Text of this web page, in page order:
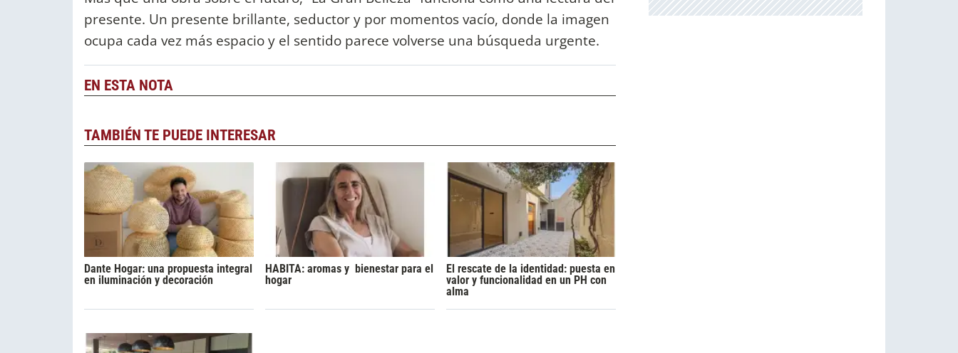
presente. Un presente brillante, seductor y por momentos vacío, donde la imagen
ocupa cada vez más espacio y el sentido parece volverse una búsqueda urgente.
EN ESTA NOTA
TAMBIÉN TE PUEDE INTERESAR
Dante Hogar: una propuesta integral
en iluminación y decoración
HABITA: aromas y bienestar para el
hogar
El rescate de la identidad: puesta en
valor y funcionalidad en un PH con
alma